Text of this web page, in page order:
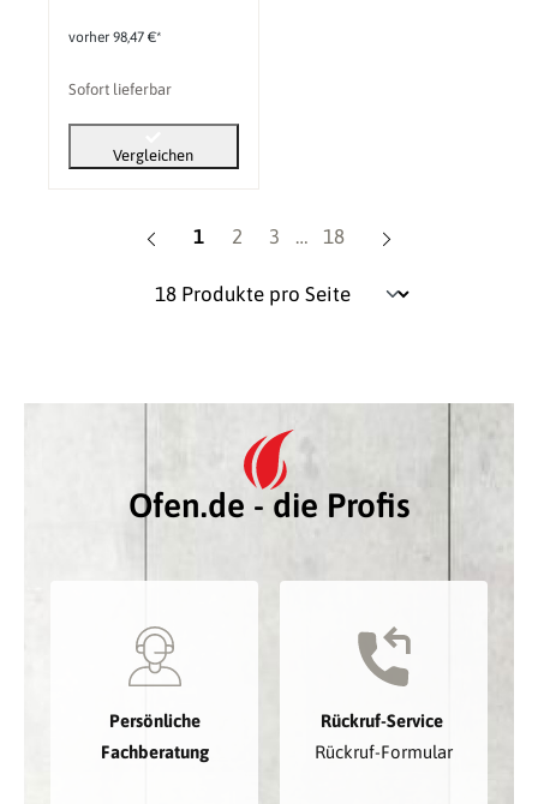
vorher 98,47 €*
Sofort lieferbar
Vergleichen
Seite
1 Seite
2 Seite
3 … Seite
18
Ofen.de - die Profis
Persönliche
Fachberatung
Rückruf-Service
Rückruf-Formular